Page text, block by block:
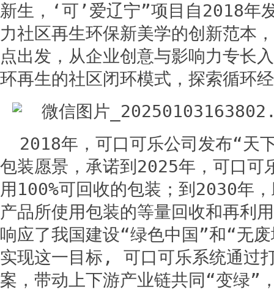
新生，‘可’爱辽宁”项目自2018年
力社区再生环保新美学的创新范本
点出发，从企业创意与影响力专长
环再生的社区闭环模式，探索循环
2018年，可口可乐公司发布“天
包装愿景，承诺到2025年，可口可
用100%可回收的包装；到2030年
产品所使用包装的等量回收和再利
响应了我国建设“绿色中国”和“无
实现这一目标, 可口可乐系统通过
案，带动上下游产业链共同“变绿”